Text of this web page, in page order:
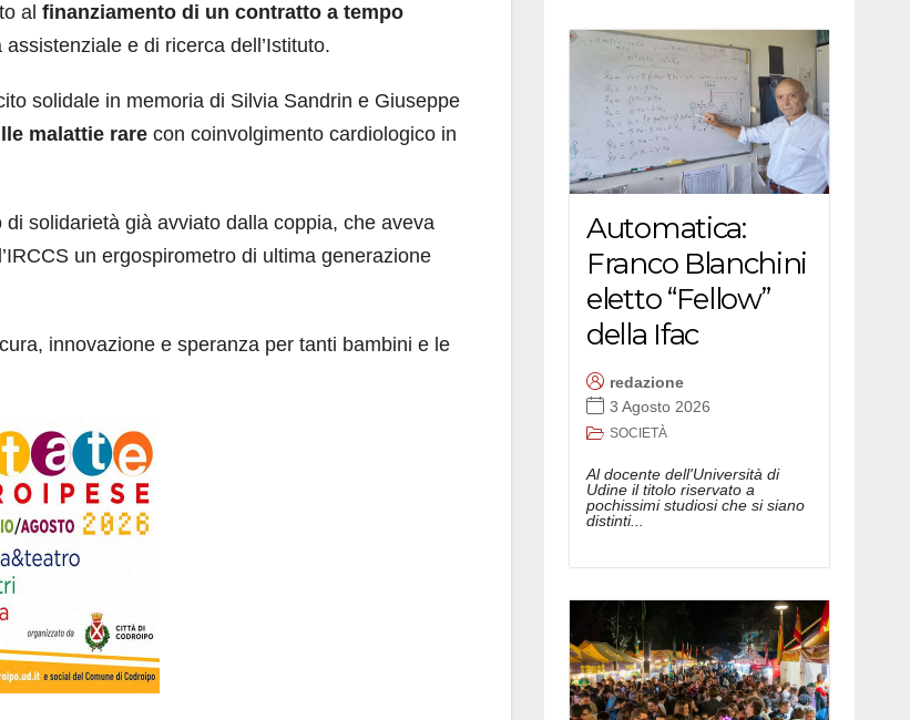
al finanziamento di un contratto a tempo
e di ricerca dell’Istituto.
solidale in memoria di Silvia Sandrin e Giuseppe
malattie rare con coinvolgimento cardiologico in
solidarietà già avviato dalla coppia, che aveva
un ergospirometro di ultima generazione
innovazione e speranza per tanti bambini e le
Automatica:
Franco Blanchini
eletto “Fellow”
della Ifac
redazione
3 Agosto 2026
SOCIETÀ
Al docente dell'Università di
Udine il titolo riservato a
pochissimi studiosi che si siano
distinti...